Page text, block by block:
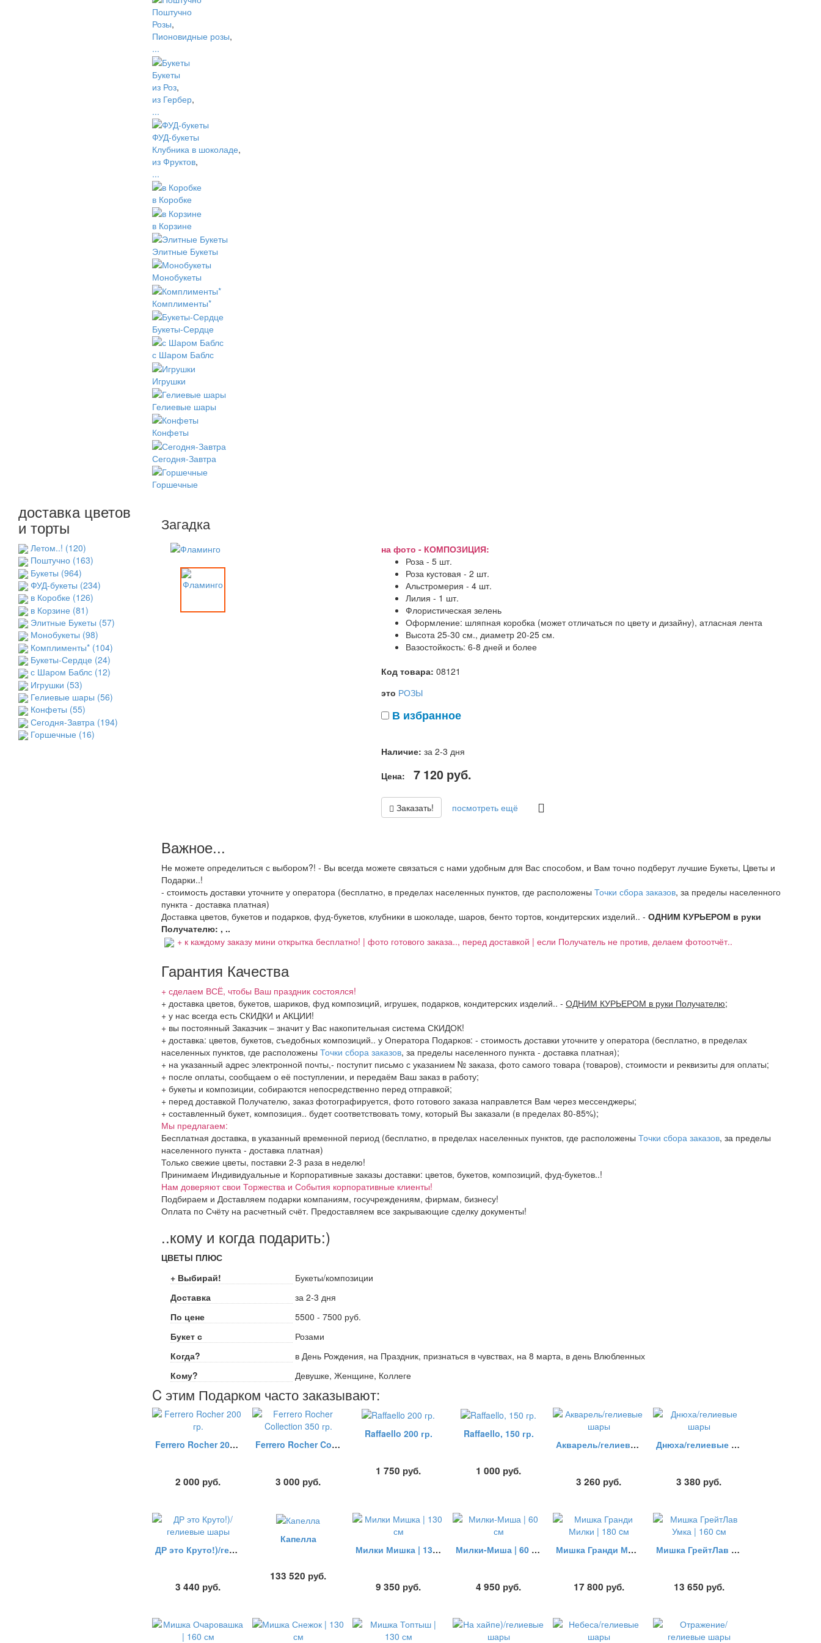
Поштучно
Розы,
Пионовидные розы,
...
Букеты
из Роз,
из Гербер,
...
ФУД-букеты
Клубника в шоколаде,
из Фруктов,
...
в Коробке
в Корзине
Элитные Букеты
Монобукеты
Комплименты*
Букеты-Сердце
с Шаром Баблс
Игрушки
Гелиевые шары
Конфеты
Сегодня-Завтра
Горшечные
доставка цветов
и торты
Летом..! (120)
Поштучно (163)
Букеты (964)
ФУД-букеты (234)
в Коробке (126)
в Корзине (81)
Элитные Букеты (57)
Монобукеты (98)
Комплименты* (104)
Букеты-Сердце (24)
с Шаром Баблс (12)
Игрушки (53)
Гелиевые шары (56)
Конфеты (55)
Сегодня-Завтра (194)
Горшечные (16)
Загадка
на фото - КОМПОЗИЦИЯ:
Роза - 5 шт.
Роза кустовая - 2 шт.
Альстромерия - 4 шт.
Лилия - 1 шт.
Флористическая зелень
Оформление: шляпная коробка (может отличаться по цвету и дизайну), атласная лента
Высота 25-30 см., диаметр 20-25 см.
Вазостойкость: 6-8 дней и более
Код товара: 08121
это РОЗЫ
В избранное
Наличие: за 2-3 дня
Цена:
7 120 руб.
Заказать! посмотреть ещё
Важное...
Не можете определиться с выбором?! - Вы всегда можете связаться с нами удобным для Вас способом, и Вам точно подберут лучшие Букеты, Цветы и
Подарки..!
- стоимость доставки уточните у оператора (бесплатно, в пределах населенных пунктов, где расположены Точки сбора заказов, за пределы населенного
пункта - доставка платная)
Доставка цветов, букетов и подарков, фуд-букетов, клубники в шоколаде, шаров, бенто тортов, кондитерских изделий.. - ОДНИМ КУРЬЕРОМ в руки
Получателю: , ..
+ к каждому заказу мини открытка бесплатно! | фото готового заказа.., перед доставкой | если Получатель не против, делаем фотоотчёт..
Гарантия Качества
+ сделаем ВСЁ, чтобы Ваш праздник состоялся!
+ доставка цветов, букетов, шариков, фуд композиций, игрушек, подарков, кондитерских изделий.. - ОДНИМ КУРЬЕРОМ в руки Получателю;
+ у нас всегда есть СКИДКИ и АКЦИИ!
+ вы постоянный Заказчик – значит у Вас накопительная система СКИДОК!
+ доставка: цветов, букетов, съедобных композиций.. у Оператора Подарков: - стоимость доставки уточните у оператора (бесплатно, в пределах
населенных пунктов, где расположены Точки сбора заказов, за пределы населенного пункта - доставка платная);
+ на указанный адрес электронной почты,- поступит письмо с указанием № заказа, фото самого товара (товаров), стоимости и реквизиты для оплаты;
+ после оплаты, сообщаем о её поступлении, и передаём Ваш заказ в работу;
+ букеты и композиции, собираются непосредственно перед отправкой;
+ перед доставкой Получателю, заказ фотографируется, фото готового заказа направлется Вам через мессенджеры;
+ составленный букет, композиция.. будет соответствовать тому, который Вы заказали (в пределах 80-85%);
Мы предлагаем:
Бесплатная доставка, в указанный временной период (бесплатно, в пределах населенных пунктов, где расположены Точки сбора заказов, за пределы
населенного пункта - доставка платная)
Только свежие цветы, поставки 2-3 раза в неделю!
Принимаем Индивидуальные и Корпоративные заказы доставки: цветов, букетов, композиций, фуд-букетов..!
Нам доверяют свои Торжества и События корпоративные клиенты!
Подбираем и Доставляем подарки компаниям, госучреждениям, фирмам, бизнесу!
Оплата по Счёту на расчетный счёт. Предоставляем все закрывающие сделку документы!
..кому и когда подарить:)
ЦВЕТЫ ПЛЮС
+ Выбирай!
Букеты/композиции
Доставка
за 2-3 дня
По цене
5500 - 7500 руб.
Букет с
Розами
Когда?
в День Рождения, на Праздник, признаться в чувствах, на 8 марта, в день Влюбленных
Кому?
Девушке, Женщине, Коллеге
C этим Подарком часто заказывают:
Ferrero Rocher 200 гр.
2 000 руб.
Ferrero Rocher Collection 350 гр.
3 000 руб.
Raffaello 200 гр.
1 750 руб.
Raffaello, 150 гр.
1 000 руб.
Акварель/гелиевые шары
3 260 руб.
Днюха/гелиевые шары
3 380 руб.
ДР это Круто!)/гелиевые шары
3 440 руб.
Капелла
133 520 руб.
Милки Мишка | 130 см
9 350 руб.
Милки-Миша | 60 см
4 950 руб.
Мишка Гранди Милки | 180 cм
17 800 руб.
Мишка ГрейтЛав Умка | 160 cм
13 650 руб.